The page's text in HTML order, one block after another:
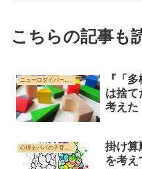
こちらの記事も
ニューロダイバーシティ
『「
は捨て
考えた
心理士パパの子育て、教育、対人支援もろもろ雑記帳
掛け算
を考え